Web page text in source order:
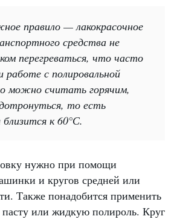
правило — лакокрасочное
средства не
перегреваться, что часто
работе с полировальной
можно считать горячим,
то есть
к 60°С.
нужно при помощи
и кругов средней или
Также понадобится применить
пасту или жидкую полироль. Круг